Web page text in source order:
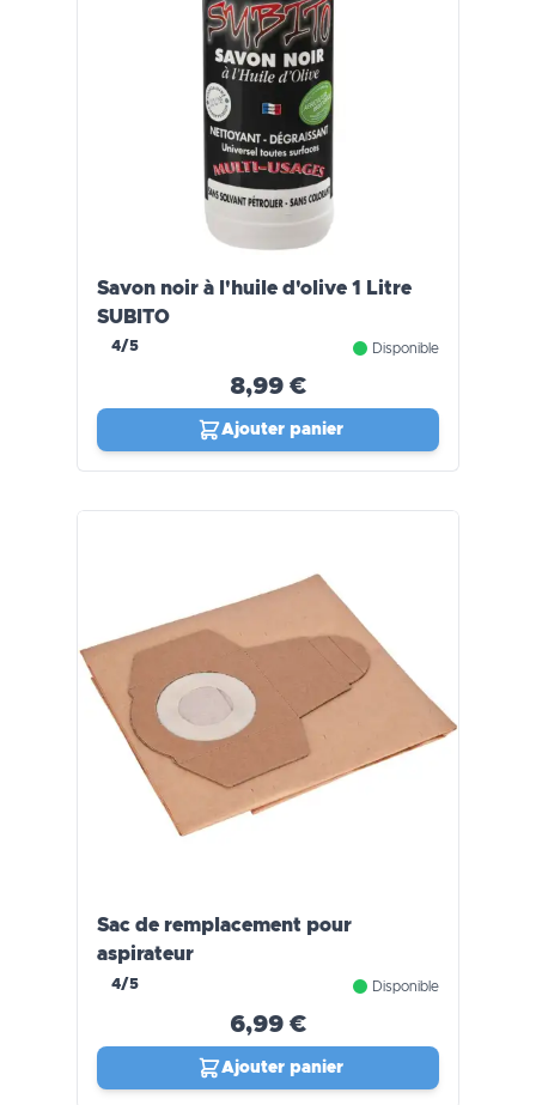
Savon noir à l'huile d'olive 1 Litre
SUBITO
4/5 Disponible
8,99 €
Ajouter panier
Sac de remplacement pour
aspirateur
4/5 Disponible
6,99 €
Ajouter panier